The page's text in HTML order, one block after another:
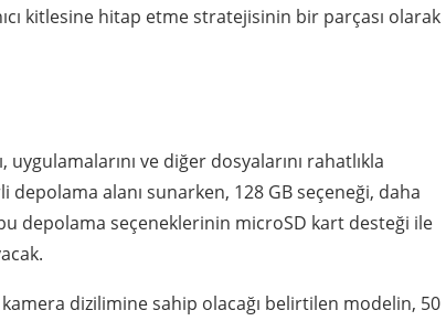
kitlesine hitap etme stratejisinin bir parçası olarak
ve diğer dosyalarını rahatlıkla
depolama alanı sunarken, 128 GB seçeneği, daha
depolama seçeneklerinin microSD kart desteği ile
dizilimine sahip olacağı belirtilen modelin, 50